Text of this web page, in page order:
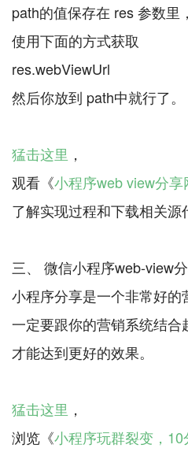
path的值保存在 res 参数里，
使用下面的方式获取
res.webViewUrl
然后你放到 path中就行了。
猛击这里 ，
观看《小程序web view分享
了解实现过程和下载相关源
三、 微信小程序web-view
小程序分享是一个非常好的
一定要跟你的营销系统结合
才能达到更好的效果。
猛击这里 ，
浏览《小程序玩群裂变，